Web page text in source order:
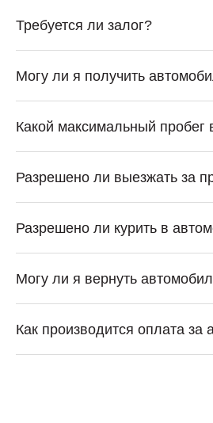
Требуется ли залог?
Могу ли я получить
Какой максимальный пробег
Разрешено ли выезжать за
Разрешено ли курить в
Могу ли я вернуть
Как производится оплата за